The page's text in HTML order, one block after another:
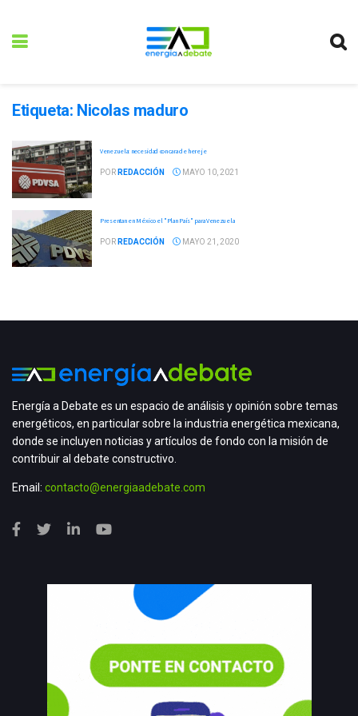
Etiqueta: Nicolas maduro
Venezuela: necesidad con cara de hereje
POR REDACCIÓN MAYO 10, 2021
Presentan en México el "Plan País" para Venezuela
POR REDACCIÓN MAYO 21, 2020
Energía a Debate es un espacio de análisis y opinión sobre temas
energéticos, en particular sobre la industria energética mexicana,
donde se incluyen noticias y artículos de fondo con la misión de
contribuir al debate constructivo.
Email: contacto@energiaadebate.com